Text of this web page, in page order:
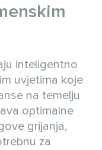
inteligentno
uvjetima koje
na temelju
optimalne
grijanja,
za